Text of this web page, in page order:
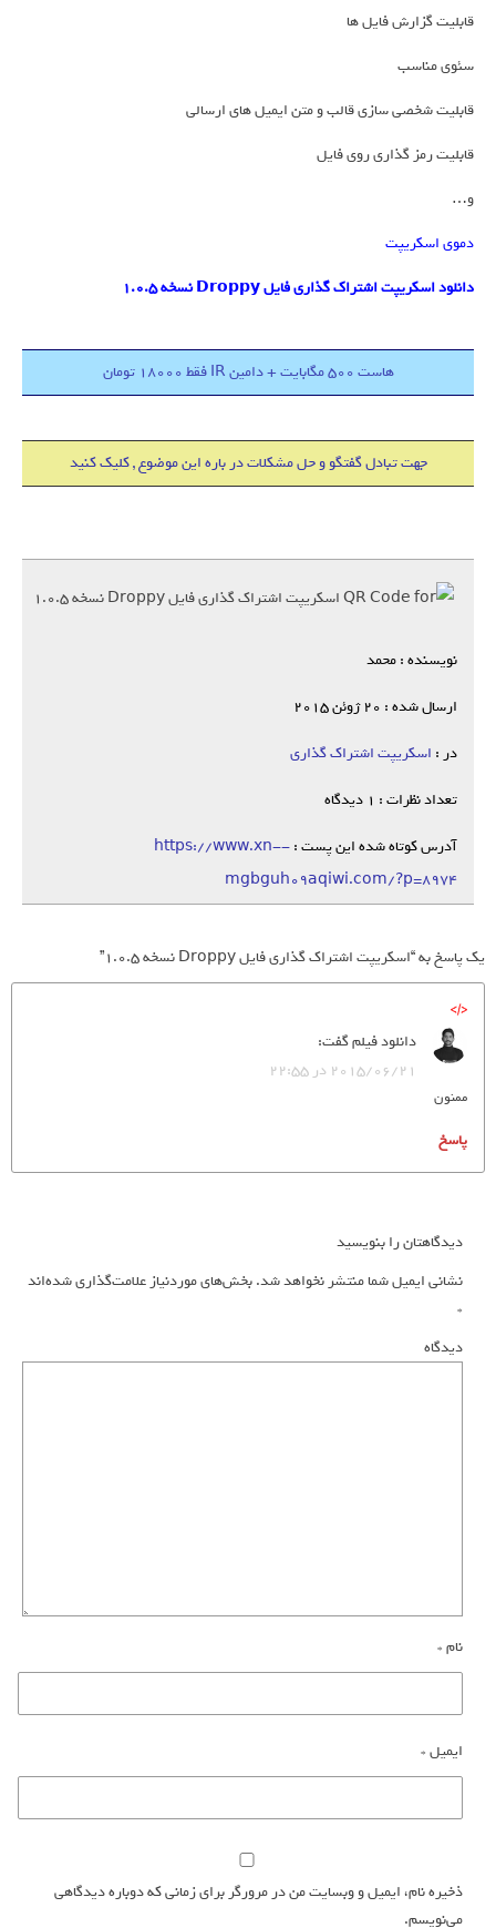
قابلیت گزارش فایل ها
سئوی مناسب
قابلیت شخصی سازی قالب و متن ایمیل های ارسالی
قابلیت رمز گذاری روی فایل
و…
دموی اسکریپت
دانلود اسکریپت اشتراک گذاری فایل Droppy نسخه 1.0.5
هاست 500 مگابایت + دامین IR فقط 18000 تومان
جهت تبادل گفتگو و حل مشکلات در باره این موضوع , کلیک کنید
نویسنده : محمد
ارسال شده : 20 ژوئن 2015
در : اسکریپت اشتراک گذاری
تعداد نظرات : 1 دیدگاه
آدرس کوتاه شده این پست :https://www.xn--
mgbguh09aqiwi.com/?p=8974
یک پاسخ به “اسکریپت اشتراک گذاری فایل Droppy نسخه 1.0.5”
دانلود فیلمگفت:
2015/06/21 در 22:55
ممنون
پاسخ
دیدگاهتان را بنویسید
نشانی ایمیل شما منتشر نخواهد شد.بخش‌های موردنیاز علامت‌گذاری شده‌اند
*
دیدگاه
نام*
ایمیل*
ذخیره نام، ایمیل و وبسایت من در مرورگر برای زمانی که دوباره دیدگاهی
می‌نویسم.